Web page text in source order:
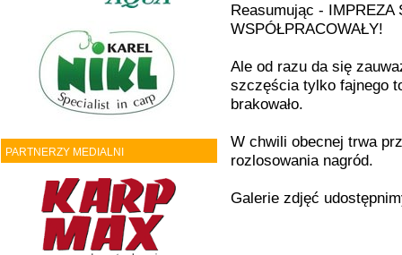
PARTNERZY MEDIALNI
Reasumując - IMPREZA
WSPÓŁPRACOWAŁY!
Ale od razu da się
szczęścia tylko fajnego
brakowało.
W chwili obecnej trwa
rozlosowania nagród.
Galerie zdjęć